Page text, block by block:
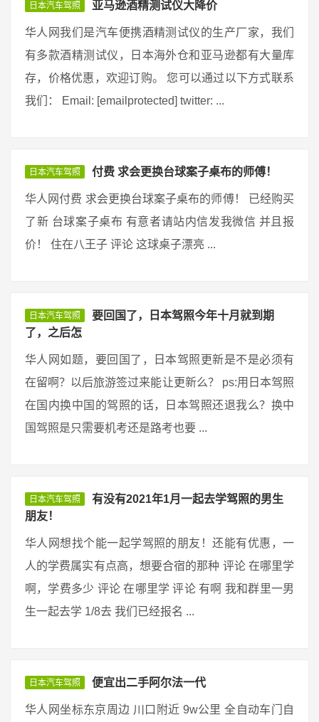
日本汽车驾照 亚马逊酒精测试仪大降价
华人网我们是汽车便携酒精测试仪的生产厂家，我们
有多款酒精测试仪，日本海外仓和亚马逊都有大量库
存，价格优惠，欢迎订购。 您可以通过以下方式联系
我们： Email: [emailprotected] twitter: ...
日本汽车驾照 付费 求会更换台球案子桌布的师傅！
华人网付费 求会更换台球案子桌布的师傅！ 已经购买
了新 台球案子桌布 有意者请站内信发我微信 并且报
价！ 住在八王子 评论 这球桌子漂亮 ...
日本汽车驾照
要回国了，日本驾照今年十月就到期
了，之后怎
华人网如题，要回国了，日本驾照更新是不是必须有
在留啊？以后旅游签过来能让更新么？ ps:用日本驾照
在国内换中国的驾照的话，日本驾照还退我么？换中
国驾照是只需要机考还是路考也要 ...
日本汽车驾照
有没有2021年1月一起去学驾照的男生
朋友！
华人网想找个能一起学驾照的朋友！还能有优惠，一
人的学费属实有点高，想要合宿的那种 评论 在哪里学
啊，学费多少 评论 在哪里学 评论 有啊 我和群里一男
生一起去学 1/8去 我们已经报名 ...
日本汽车驾照 便宜出二手阿尔法一代
华人网坐标东京周边 川口附近 9w公里 全自动车门自